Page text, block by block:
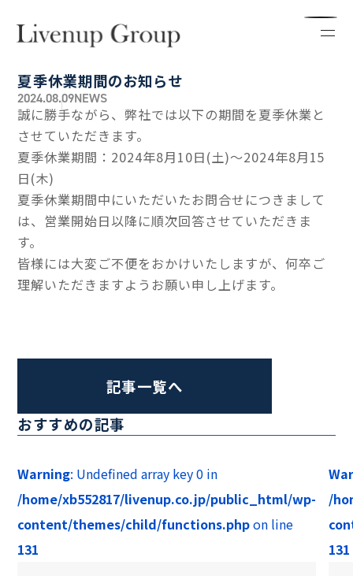
夏季休業期間のお知らせ
2024.08.09NEWS
誠に勝手ながら、弊社では以下の期間を夏季休業と
させていただきます。
夏季休業期間：2024年8月10日(土)～2024年8月15
日(木)
夏季休業期間中にいただいたお問合せにつきまして
は、営業開始日以降に順次回答させていただきま
す。
皆様には大変ご不便をおかけいたしますが、何卒ご
理解いただきますようお願い申し上げます。
記事一覧へ
おすすめの記事
Warning: Undefined array key 0 in
/home/xb552817/livenup.co.jp/public_html/wp-
content/themes/child/functions.phpon line
131
/
131